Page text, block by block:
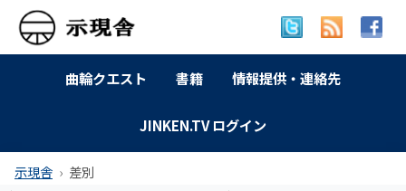
曲輪クエスト 書籍 情報提供・連絡先
JINKEN.TV ログイン
示現舎 差別